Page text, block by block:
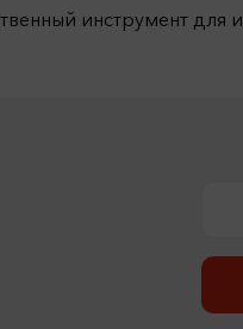
инструмент